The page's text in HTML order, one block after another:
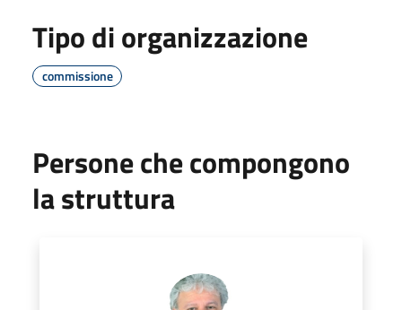
Tipo di organizzazione
commissione
Persone che compongono
la struttura